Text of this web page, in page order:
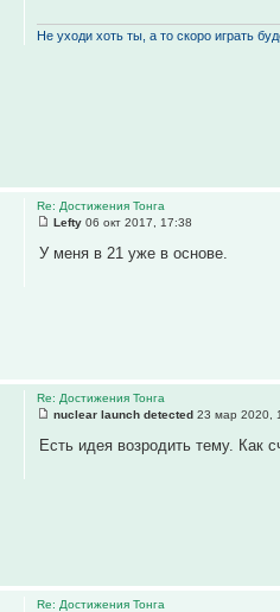
Не уходи хоть ты, а то скоро играть
Re: Достижения Тонга
Lefty 06 окт 2017, 17:38
У меня в 21 уже в основе.
Re: Достижения Тонга
nuclear launch detected 23 мар 2020,
Есть идея возродить тему. Как
Re: Достижения Тонга